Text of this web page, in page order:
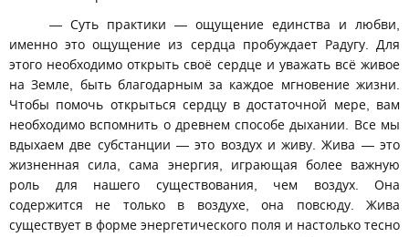
— Суть практики — ощущение единства и любви,
именно это ощущение из сердца пробуждает Радугу. Для
этого необходимо открыть своё сердце и уважать всё живое
на Земле, быть благодарным за каждое мгновение жизни.
Чтобы помочь открыться сердцу в достаточной мере, вам
необходимо вспомнить о древнем способе дыхании. Все мы
вдыхаем две субстанции — это воздух и живу. Жива — это
жизненная сила, сама энергия, играющая более важную
роль для нашего существования, чем воздух. Она
содержится не только в воздухе, она повсюду. Жива
существует в форме энергетического поля и настолько тесно